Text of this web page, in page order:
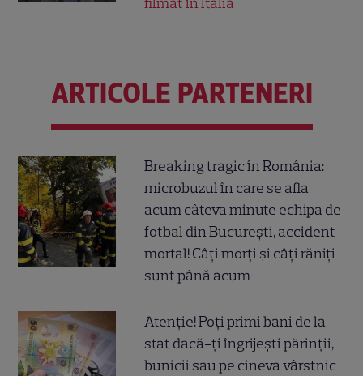
filmat în Italia
ARTICOLE PARTENERI
Breaking tragic în România:
microbuzul în care se afla
acum câteva minute echipa de
fotbal din București, accident
mortal! Câți morți și câți răniți
sunt până acum
Atenție! Poți primi bani de la
stat dacă-ți îngrijești părinții,
bunicii sau pe cineva vârstnic